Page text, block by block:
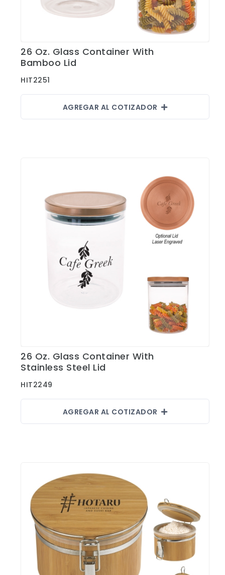
Ver Detalles
26 Oz. Glass Container With
Bamboo Lid
HIT2251
AGREGAR AL COTIZADOR
Ver Detalles
26 Oz. Glass Container With
Stainless Steel Lid
HIT2249
AGREGAR AL COTIZADOR